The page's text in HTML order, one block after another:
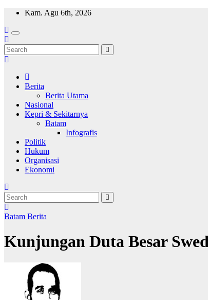
Skip
content
Kam. Agu 6th, 2026
Wajah Batam
CCTV nya kota Batam
Berita
Berita Utama
Nasional
Kepri & Sekitarnya
Batam
Infografis
Politik
Hukum
Organisasi
Ekonomi
Batam Berita
Kunjungan Duta Besar